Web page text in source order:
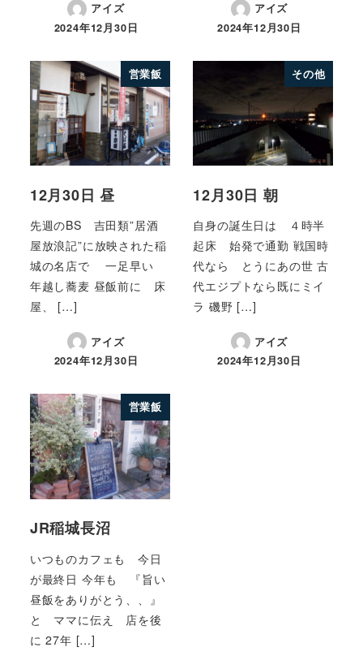
アイズ
2024年12月30日
アイズ
2024年12月30日
営業飯
12月30日 昼
先週のBS 吉田類”居酒
屋放浪記”に放映された稲
城の名店で 一足早い
年越し蕎麦 昼飯前に 床
屋、 […]
アイズ
2024年12月30日
その他
12月30日 朝
自身の誕生日は ４時半
起床 始発で通勤 戦国時
代なら とうにあの世 古
代エジプトなら既にミイ
ラ 磯野 […]
アイズ
2024年12月30日
営業飯
JR稲城長沼
いつものカフェも 今日
が最終日 今年も 『旨い
昼飯をありがとう、、』
と ママに伝え 店を後
に 27年 […]